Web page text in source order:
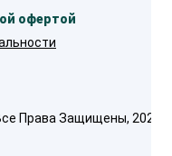
офертой
Права Защищены, 2026